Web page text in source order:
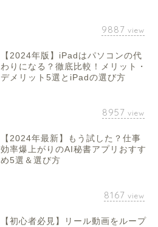
9887 view
【2024年版】iPadはパソコンの代
わりになる？徹底比較！メリット・
デメリット5選とiPadの選び方
8957 view
【2024年最新】もう試した？仕事
効率爆上がりのAI秘書アプリおすす
め5選＆選び方
8167 view
【初心者必見】リール動画をループ